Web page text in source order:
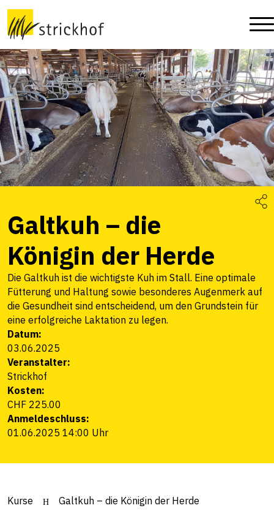
Galtkuh – die
Königin der Herde
Die Galtkuh ist die wichtigste Kuh im Stall. Eine optimale
Fütterung und Haltung sowie besonderes Augenmerk auf
die Gesundheit sind entscheidend, um den Grundstein für
eine erfolgreiche Laktation zu legen.
Datum:
03.06.2025
Veranstalter:
Strickhof
Kosten:
CHF 225.00
Anmeldeschluss:
01.06.2025 14:00 Uhr
Kurse Galtkuh – die Königin der Herde